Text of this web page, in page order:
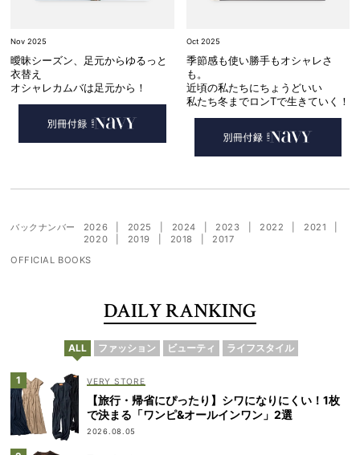
Nov 2025
曖昧シーズン、足元からゆるっと
衣替え
オシャレカムバは足元から！
Oct 2025
季節感も使い勝手もオシャレさ
も。
近頃の私たちにちょうどいい
私たち冬までロンTで生きていく！
バックナンバー 2026 2025 2024 2023 2022
2021
2020
2019 2018
2017
OFFICIAL BOOKS
DAILY RANKING
ALL ファッション ビューティ ライフスタイル
VERY STORE
【旅行・帰省にぴったり】シワになりにくい！1枚
で決まる「ワンピ&オールインワン」2選
2026.08.05